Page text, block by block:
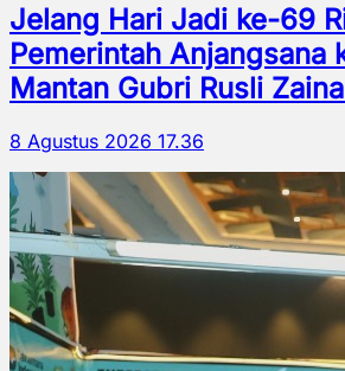
Jelang Hari Jadi ke-69
Pemerintah Anjangsana
Mantan Gubri Rusli
8 Agustus 2026 17.36